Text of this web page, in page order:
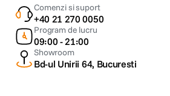
Comenzi si suport
+40 21 270 0050
Program de lucru
09:00 - 21:00
Showroom
Bd-ul Unirii 64, Bucuresti